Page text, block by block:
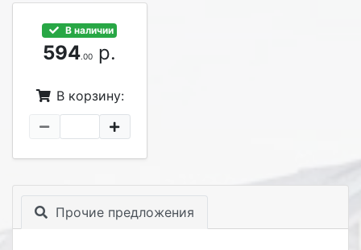
В наличии
594.00 р.
В корзину:
Прочие предложения